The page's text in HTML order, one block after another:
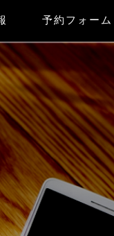
予約フォーム